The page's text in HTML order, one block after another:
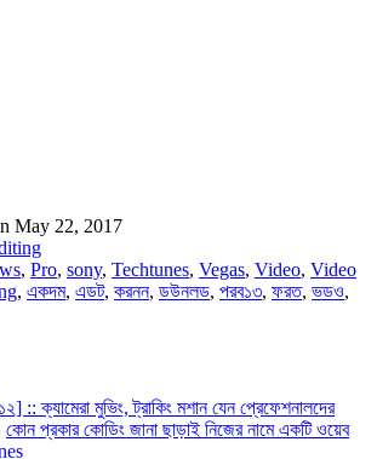
May 22, 2017
, Pro, sony, Techtunes, Vegas, Video, Video
, একদম, এডট, করনন, ডউনলড, পরব১৩, ফরত, ভডও,
:: ক্যামেরা মুভিং, ট্রাকিং মশান যেন প্রেফেশনালদের
কোন প্রকার কোডিং জানা ছাড়াই নিজের নামে একটি ওয়েব